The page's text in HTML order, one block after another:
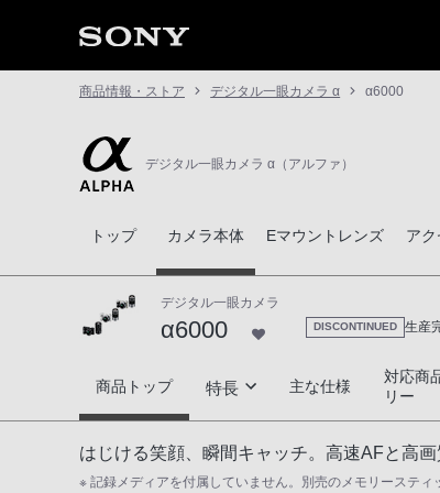
商品情報・ストア デジタル一眼カメラ α α6000
デジタル一眼カメラ α（アルファ）
トップ カメラ本体 Eマウントレンズ ア
デジタル一眼カメラ
α6000 DISCONTINUED 生産
α6000
商品トップ 特長
いつでもどこでも、大きくぼけて
主な仕様
対応商
リー
はじける笑顔、瞬間キャッチ。高速AFと高
※ 記録メディアを付属していません。別売のメモリーステ